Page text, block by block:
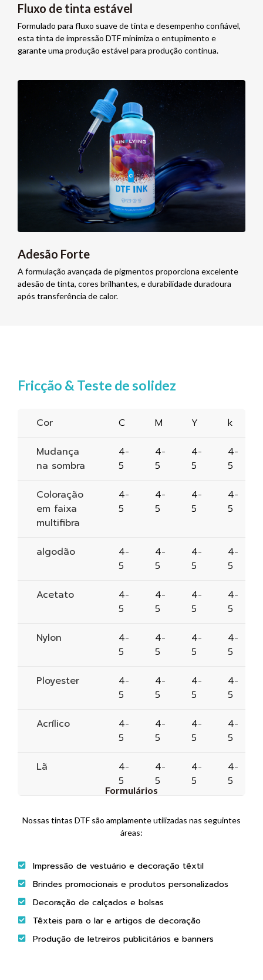
Fluxo de tinta estável
Formulado para fluxo suave de tinta e desempenho confiável,
esta tinta de impressão DTF minimiza o entupimento e
garante uma produção estável para produção contínua.
Adesão Forte
A formulação avançada de pigmentos proporciona excelente
adesão de tinta, cores brilhantes, e durabilidade duradoura
após transferência de calor.
Fricção & Teste de solidez
Cor C M Y k
Mudança
na sombra
4-
5
4-
5
4-
5
4-
5
Coloração
em faixa
multifibra
4-
5
4-
5
4-
5
4-
5
algodão
4-
5
4-
5
4-
5
4-
5
Acetato
4-
5
4-
5
4-
5
4-
5
Nylon
4-
5
4-
5
4-
5
4-
5
Ployester
4-
5
4-
5
4-
5
4-
5
Acrílico
4-
5
4-
5
4-
5
4-
5
Lã
4-
5
4-
5
4-
5
4-
5
Formulários
Nossas tintas DTF são amplamente utilizadas nas seguintes
áreas:
Impressão de vestuário e decoração têxtil
Brindes promocionais e produtos personalizados
Decoração de calçados e bolsas
Têxteis para o lar e artigos de decoração
Produção de letreiros publicitários e banners